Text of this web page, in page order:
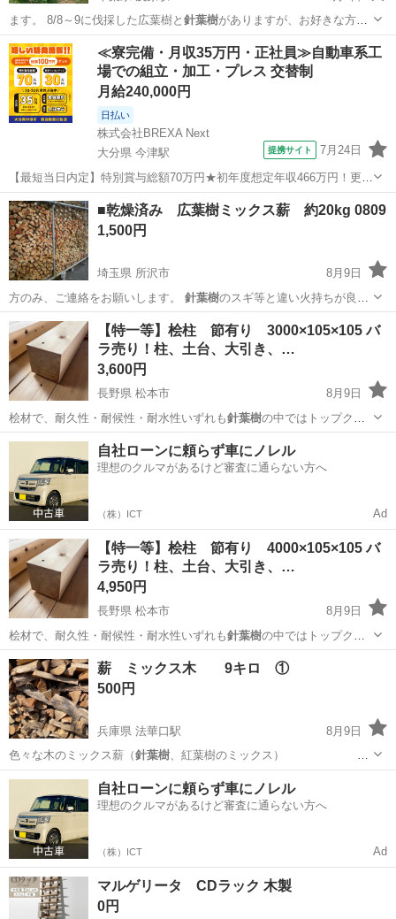
ます。 8/8～9に伐採した広葉樹と 針葉樹がありますが、お好きな方を
差し上げます…
千葉 長生郡 茂原駅 その他 倒木
≪寮完備・月収35万円・正社員≫自動車系工
場での組立・加工・プレス 交替制
月給240,000円
日払い
株式会社BREXA Next
大分県 今津駅
提携サイト 7月24日
【最短当日内定】特別賞与総額70万円★初年度想定年収466万円！更新
インセンティブ30万円★無料の備品付き寮完備＆赴任旅費会社負担◎
業績賞与＆昇給あり！軽自動車の製造業務！ ダイハツ車の製造 大手自
動車メーカーである『ダイ...
大分 中津市 今津駅 その他
■乾燥済み 広葉樹ミックス薪 約20kg 0809
1,500円
埼玉県 所沢市
8月9日
方のみ、ご連絡をお願いします。 針葉樹のスギ等と違い火持ちが良い
ので バー…
埼玉 所沢市 その他
【特一等】桧柱 節有り 3000×105×105 バ
ラ売り！柱、土台、大引き、…
3,600円
長野県 松本市
8月9日
桧材で、耐久性・耐候性・耐水性いずれも針葉樹の中ではトップクラ
スの性能を誇ります。…
長野 松本市 その他 無垢
自社ローンに頼らず車にノレル
理想のクルマがあるけど審査に通らない方へ
（株）ICT Ad
【特一等】桧柱 節有り 4000×105×105 バ
ラ売り！柱、土台、大引き、…
4,950円
長野県 松本市
8月9日
桧材で、耐久性・耐候性・耐水性いずれも針葉樹の中ではトップクラ
スの性能を誇ります。…
長野 松本市 無垢
薪 ミックス木 9キロ ①
500円
兵庫県 法華口駅
8月9日
色々な木のミックス薪（針葉樹、紅葉樹のミックス）
約…
兵庫 加西市 法華口駅 その他
自社ローンに頼らず車にノレル
理想のクルマがあるけど審査に通らない方へ
（株）ICT Ad
マルゲリータ CDラック 木製
0円